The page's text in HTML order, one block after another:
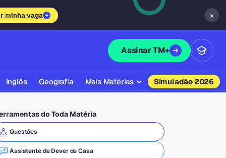
minha vaga ×
Assinar TM+
Inglês Geografia Mais Matérias
Química
Física
Simuladão 2026
do Toda Matéria
Questões
Assistente de Dever de Casa